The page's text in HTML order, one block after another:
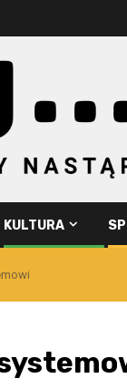
KULTURA